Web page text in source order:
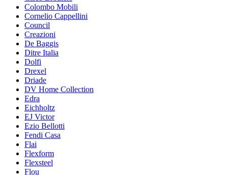
Colombo Mobili
Cornelio Cappellini
Council
Creazioni
De Baggis
Ditre Italia
Dolfi
Drexel
Driade
DV Home Collection
Edra
Eichholtz
EJ Victor
Ezio Bellotti
Fendi Casa
Flai
Flexform
Flexsteel
Flou